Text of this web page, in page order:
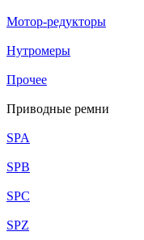
Мотор-редукторы
Нутромеры
Прочее
Приводные ремни
SPA
SPB
SPC
SPZ